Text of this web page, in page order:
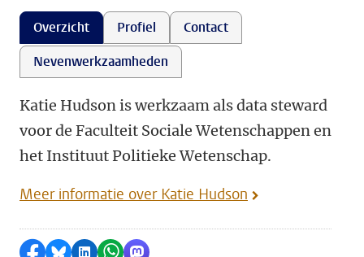
Overzicht Profiel
Contact
Nevenwerkzaamheden
Katie Hudson is werkzaam als data steward
voor de Faculteit Sociale Wetenschappen en
het Instituut Politieke Wetenschap.
Meer informatie over Katie Hudson
Delen op Facebook
Delen via Bluesky
Delen op LinkedIn
Delen via WhatsApp
Delen via Mastodon